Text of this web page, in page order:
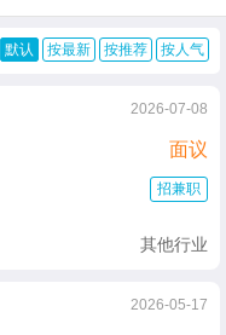
默认 按最新 按推荐 按人气
2026-07-08
面议
招兼职
其他行业
2026-05-17